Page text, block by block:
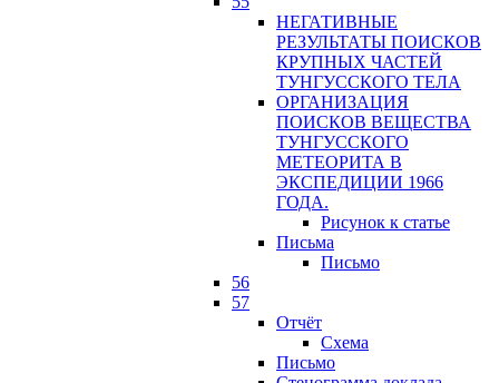
НЕГАТИВНЫЕ
РЕЗУЛЬТАТЫ ПОИСКОВ
КРУПНЫХ ЧАСТЕЙ
ТУНГУССКОГО ТЕЛА
ОРГАНИЗАЦИЯ
ПОИСКОВ ВЕЩЕСТВА
ТУНГУССКОГО
МЕТЕОРИТА В
ЭКСПЕДИЦИИ 1966
ГОДА.
Рисунок к статье
Письма
Письмо
56
57
Отчёт
Схема
Письмо